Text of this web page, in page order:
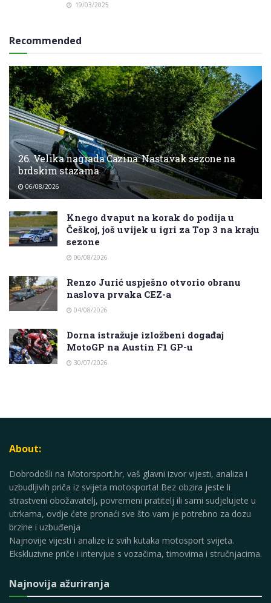
19/03/2025
Recommended
26. Velika nagrada Cazina: Nastavak sezone na
brdskim stazama
06/08/2026
Knego dvaput na korak do podija u
Češkoj, još uvijek u igri za Top 3 na kraju
sezone
06/08/2026
Renzo Jurić uspješno otvorio obranu
naslova prvaka CEZ-a
04/08/2026
Dorna istražuje izložbeni događaj
MotoGP na Austin F1 GP-u
30/07/2026
About:
Dobrodošli na Motorsport.hr, vaš glavni izvor vijesti, analiza i
uzbudljivih priča iz svijeta motosporta! Bez obzira jeste li
strastveni obožavatelj, povremeni pratitelj ili sami sudjelujete u
utrkama, ovdje ćete pronaći sve što vam je potrebno za dozu
brzine i uzbuđenja
Najnovije vijesti i analize iz svih kutaka motosport svijeta.
Ekskluzivne priče i intervjue s vozačima, timovima i stručnjacima.
Najnovija ažuriranja